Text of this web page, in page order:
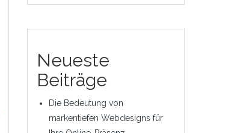
Neueste
Beiträge
Die Bedeutung von
markentiefen Webdesigns für